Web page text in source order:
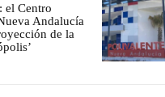
el Centro
Andalucía
de la